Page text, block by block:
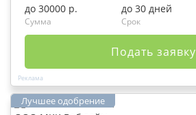
до 30000 р.
Сумма
до 30 дней
Срок
Подать заявку